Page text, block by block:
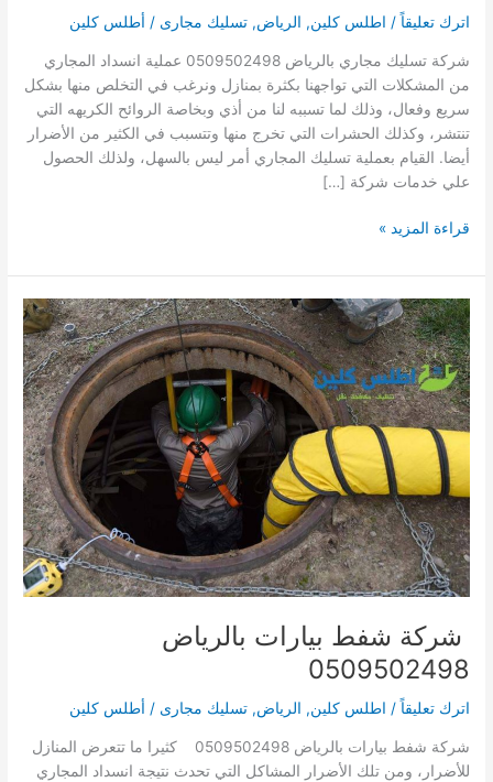
اترك تعليقاً / اطلس كلين, الرياض,تسليك مجارى / أطلس كلين
شركة تسليك مجاري بالرياض 0509502498 عملية انسداد المجاري
من المشكلات التي تواجهنا بكثرة بمنازل ونرغب في التخلص منها بشكل
سريع وفعال، وذلك لما تسببه لنا من أذي وبخاصة الروائح الكريهه التي
تنتشر، وكذلك الحشرات التي تخرج منها وتتسبب في الكثير من الأضرار
أيضا. القيام بعملية تسليك المجاري أمر ليس بالسهل، ولذلك الحصول
علي خدمات شركة […]
شركة
مجاري
بالرياض
0509502498
قراءة المزيد »
شركة شفط بيارات بالرياض
0509502498
اترك تعليقاً / اطلس كلين, الرياض,تسليك مجارى / أطلس كلين
شركة شفط بيارات بالرياض 0509502498 كثيرا ما تتعرض المنازل
للأضرار، ومن تلك الأضرار المشاكل التي تحدث نتيجة انسداد المجاري